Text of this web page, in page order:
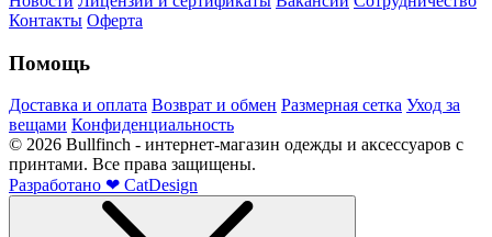
Контакты Оферта
Помощь
Доставка и оплата Возврат и обмен Размерная сетка Уход за
вещами Конфиденциальность
© 2026 Bullfinch - интернет-магазин одежды и аксессуаров с
принтами. Все права защищены.
Разработано ❤ CatDesign